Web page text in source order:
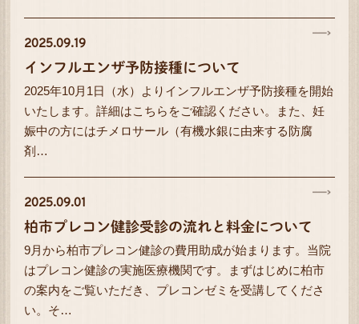
2025.09.19
インフルエンザ予防接種について
2025年10月1日（水）よりインフルエンザ予防接種を開始
いたします。詳細はこちらをご確認ください。また、妊
娠中の方にはチメロサール（有機水銀に由来する防腐
剤…
2025.09.01
柏市プレコン健診受診の流れと料金について
9月から柏市プレコン健診の費用助成が始まります。当院
はプレコン健診の実施医療機関です。まずはじめに柏市
の案内をご覧いただき、プレコンゼミを受講してくださ
い。そ…